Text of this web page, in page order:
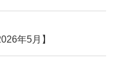
年5月】